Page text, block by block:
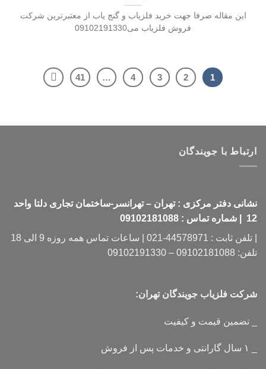
این مقاله صرفا جهت خرید فلزیاب و گنج یاب از معتبرترین شرکت
فروش فلزیاب می09102191330
1
2
3
4
…
41
ارتباط با جویندگان
نشانی دفتر مرکزی : تهران – تهرانسر-ساختمان تجاری دلتا واحد
12 | شماره تماس : 09102181088
| تلفن ثابت : 44578971-021 | ساعات تماس همه روزه 9 الی 18
تلفن: 09102181088 – 09102191330
شرکت فلزیاب جویندگان تهران:
_ تضمین قیمت و کیفیت